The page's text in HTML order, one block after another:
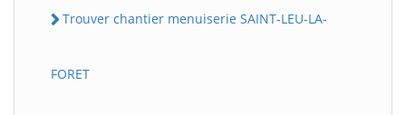
Trouver chantier menuiserie SAINT-LEU-LA-
FORET